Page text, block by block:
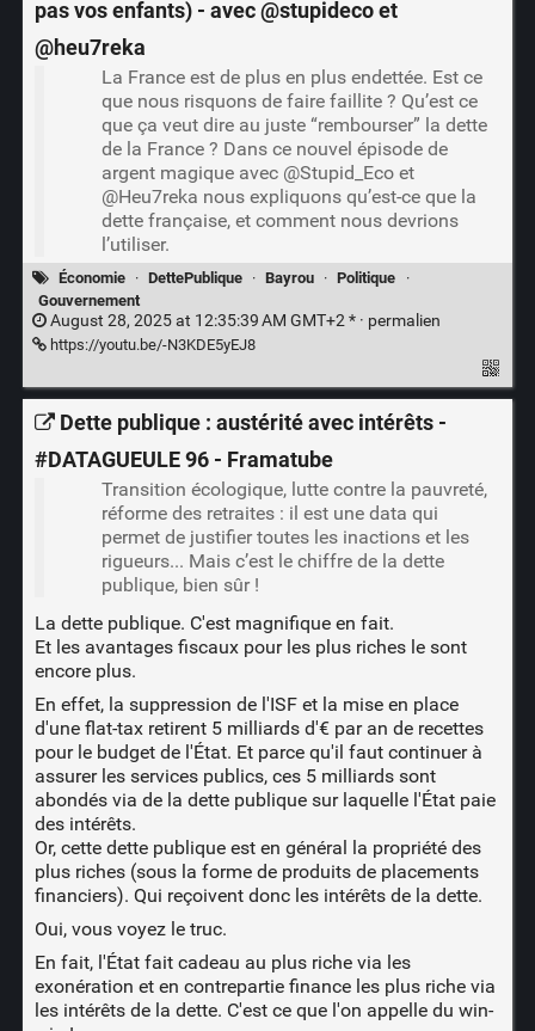
pas vos enfants) - avec ‪@stupideco‬ et
‪@heu7reka‬
La France est de plus en plus endettée. Est ce
que nous risquons de faire faillite ? Qu’est ce
que ça veut dire au juste “rembourser” la dette
de la France ? Dans ce nouvel épisode de
argent magique avec @Stupid_Eco et
@Heu7reka nous expliquons qu’est-ce que la
dette française, et comment nous devrions
l’utiliser.
Économie · DettePublique · Bayrou · Politique
·
Gouvernement
August 28, 2025 at 12:35:39 AM GMT+2 * · permalien
https://youtu.be/-N3KDE5yEJ8
Dette publique : austérité avec intérêts -
#DATAGUEULE 96 - Framatube
Transition écologique, lutte contre la pauvreté,
réforme des retraites : il est une data qui
permet de justifier toutes les inactions et les
rigueurs... Mais c’est le chiffre de la dette
publique, bien sûr !
La dette publique. C'est magnifique en fait.
Et les avantages fiscaux pour les plus riches le sont
encore plus.
En effet, la suppression de l'ISF et la mise en place
d'une flat-tax retirent 5 milliards d'€ par an de recettes
pour le budget de l'État. Et parce qu'il faut continuer à
assurer les services publics, ces 5 milliards sont
abondés via de la dette publique sur laquelle l'État paie
des intérêts.
Or, cette dette publique est en général la propriété des
plus riches (sous la forme de produits de placements
financiers). Qui reçoivent donc les intérêts de la dette.
Oui, vous voyez le truc.
En fait, l'État fait cadeau au plus riche via les
exonération et en contrepartie finance les plus riche via
les intérêts de la dette. C'est ce que l'on appelle du win-